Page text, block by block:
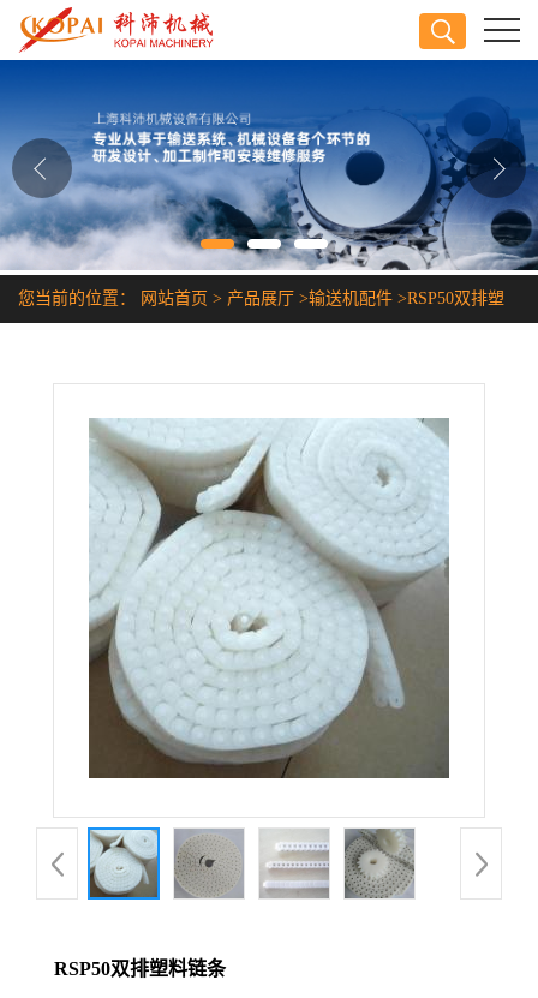
公司介绍
公司动态
产品展厅
证书荣誉
您当前的位置： 网站首页 > 产品展厅 >输送机配件 >RSP50双排塑
RSP50双排塑料链条